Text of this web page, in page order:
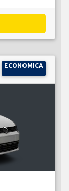
ECONOMICA